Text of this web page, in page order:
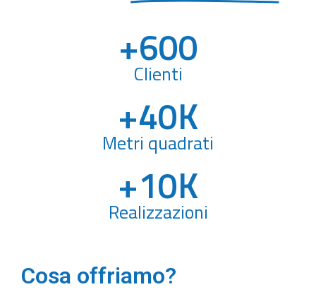
+600
Clienti
+40K
Metri quadrati
+10K
Realizzazioni
Cosa offriamo?